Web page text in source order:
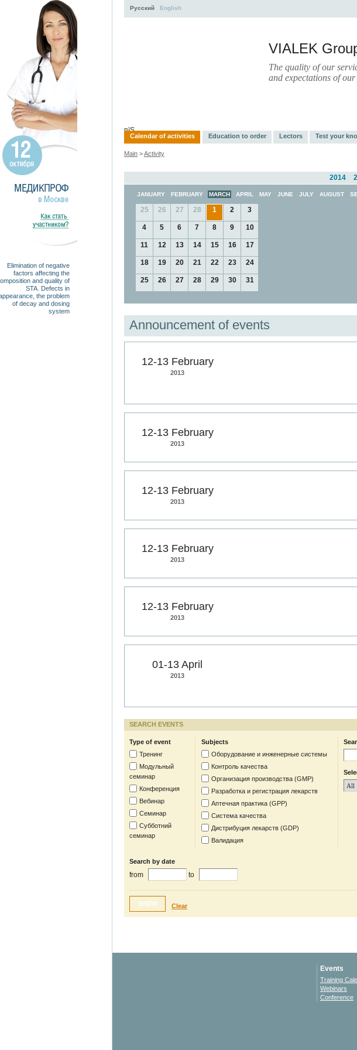
VIALEK
The quality of our
and expectations of
Русский English
Elimination of negative
factors affecting the
and quality of
STA. Defects in
the problem
of decay and dosing
system
пїЅ
Calendar of activities Education to order Lectors Test your
Main >Activity
2014
JANUARY FEBRUARY MARCH APRIL MAY JUNE JULY AUGUST
25 26 27 28 1 2 3
4 5 6 7 8 9 10
11 12 13 14 15 16 17
18 19 20 21 22 23 24
25 26 27 28 29 30 31
Announcement of events
12-13 February
2013
12-13 February
2013
12-13 February
2013
12-13 February
2013
12-13 February
2013
01-13 April
2013
SEARCH EVENTS
Type of event
Тренинг
Модульный
семинар
Конференция
Вебинар
Семинар
Субботний
семинар
Subjects
Оборудование и инженерные системы
Контроль качества
Организация производства (GMP)
Разработка и регистрация лекарств
Аптечная практика (GPP)
Система качества
Дистрибуция лекарств (GDP)
Валидация
Search by date
from to
SHOW Clear
Events
Training
Webinars
Conference